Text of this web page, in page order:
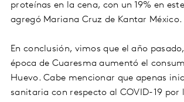
proteínas en la cena, con un 19% en
agregó Mariana Cruz de Kantar México.
En conclusión, vimos que el año
época de Cuaresma aumentó el
Huevo. Cabe mencionar que apenas
sanitaria con respecto al COVID-19 por